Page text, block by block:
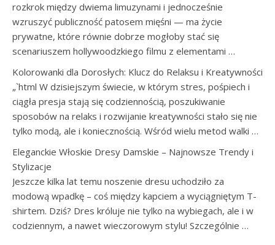
rozkrok między dwiema limuzynami i jednocześnie
wzruszyć publiczność patosem mięśni — ma życie
prywatne, które równie dobrze mogłoby stać się
scenariuszem hollywoodzkiego filmu z elementami …
Kolorowanki dla Dorosłych: Klucz do Relaksu i Kreatywności
„`html W dzisiejszym świecie, w którym stres, pośpiech i
ciągła presja stają się codziennością, poszukiwanie
sposobów na relaks i rozwijanie kreatywności stało się nie
tylko modą, ale i koniecznością. Wśród wielu metod walki …
Eleganckie Włoskie Dresy Damskie – Najnowsze Trendy i
Stylizacje
Jeszcze kilka lat temu noszenie dresu uchodziło za
modową wpadkę – coś między kapciem a wyciągniętym T-
shirtem. Dziś? Dres króluje nie tylko na wybiegach, ale i w
codziennym, a nawet wieczorowym stylu! Szczególnie …